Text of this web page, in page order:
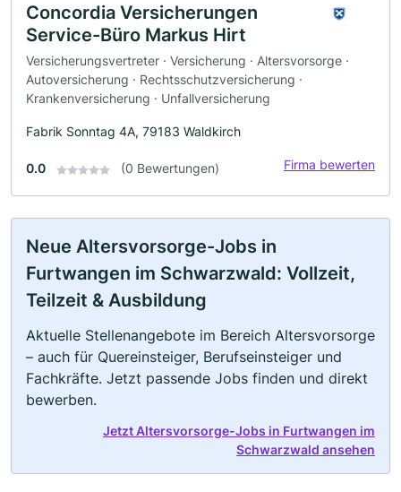
Concordia Versicherungen
Service-Büro Markus Hirt
Versicherungsvertreter · Versicherung · Altersvorsorge ·
Autoversicherung · Rechtsschutzversicherung ·
Krankenversicherung · Unfallversicherung
Fabrik Sonntag 4A, 79183 Waldkirch
0.0 (0 Bewertungen) Firma bewerten
Neue Altersvorsorge-Jobs in
Furtwangen im Schwarzwald: Vollzeit,
Teilzeit & Ausbildung
Aktuelle Stellenangebote im Bereich Altersvorsorge
– auch für Quereinsteiger, Berufseinsteiger und
Fachkräfte. Jetzt passende Jobs finden und direkt
bewerben.
Jetzt Altersvorsorge-Jobs in Furtwangen im
Schwarzwald ansehen